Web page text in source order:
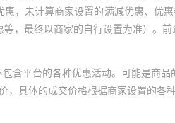
，未计算商家设置的满减优惠、
，最终以商家的自行设置为准）。
含平台的各种优惠活动。可能是商
具体的成交价格根据商家设置的各